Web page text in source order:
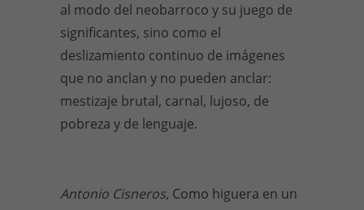
al modo del neobarroco y su juego de
significantes, sino como el
deslizamiento continuo de imágenes
que no anclan y no pueden anclar:
mestizaje brutal, carnal, lujoso, de
pobreza y de lenguaje.
Antonio Cisneros, Como higuera en un